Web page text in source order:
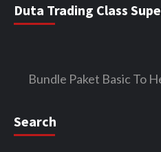
Duta Trading Class
Bundle Paket Basic To
Search